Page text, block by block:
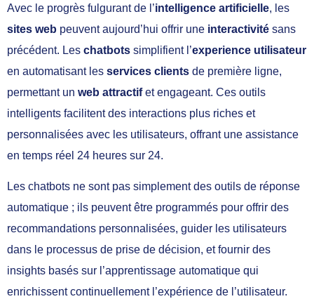
Avec le progrès fulgurant de l’intelligence artificielle, les
sites web peuvent aujourd’hui offrir une interactivité sans
précédent. Les chatbots simplifient l’experience utilisateur
en automatisant les services clients de première ligne,
permettant un web attractifet engageant. Ces outils
intelligents facilitent des interactions plus riches et
personnalisées avec les utilisateurs, offrant une assistance
en temps réel 24 heures sur 24.
Les chatbots ne sont pas simplement des outils de réponse
automatique ; ils peuvent être programmés pour offrir des
recommandations personnalisées, guider les utilisateurs
dans le processus de prise de décision, et fournir des
insights basés sur l’apprentissage automatique qui
enrichissent continuellement l’expérience de l’utilisateur.